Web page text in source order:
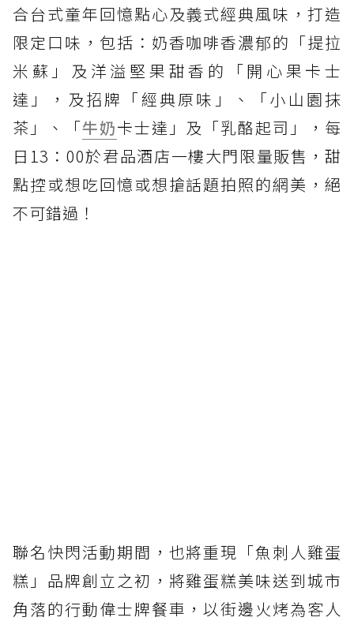
合台式童年回憶點心及義式經典風味，打造
限定口味，包括：奶香咖啡香濃郁的「提拉
米蘇」及洋溢堅果甜香的「開心果卡士
達」，及招牌「經典原味」、「小山園抹
茶」、「牛奶卡士達」及「乳酪起司」，每
日13：00於君品酒店一樓大門限量販售，甜
點控或想吃回憶或想搶話題拍照的網美，絕
不可錯過！
聯名快閃活動期間，也將重現「魚刺人雞蛋
糕」品牌創立之初，將雞蛋糕美味送到城市
角落的行動偉士牌餐車，以街邊火烤為客人